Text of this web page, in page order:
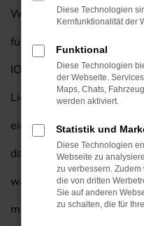
Wenn Sie auf der Suche
für Stuttgart sind,
IONIQ Gebrauchtwagen
Lieferservice nach
eine Menge Geld und
das Sie kaum im Stich
was Hyundai IONIQ
macht, nennen wir Ihnen
Diese Technologien
Kernfunktionalität der
Funktional
Diese Technologien
der Webseite.
Maps, Chats,
werden aktiviert.
Statistik und
Diese Technologien
Webseite zu
zu verbessern.
die von dritten
Sie auf anderen
zu schalten, die für